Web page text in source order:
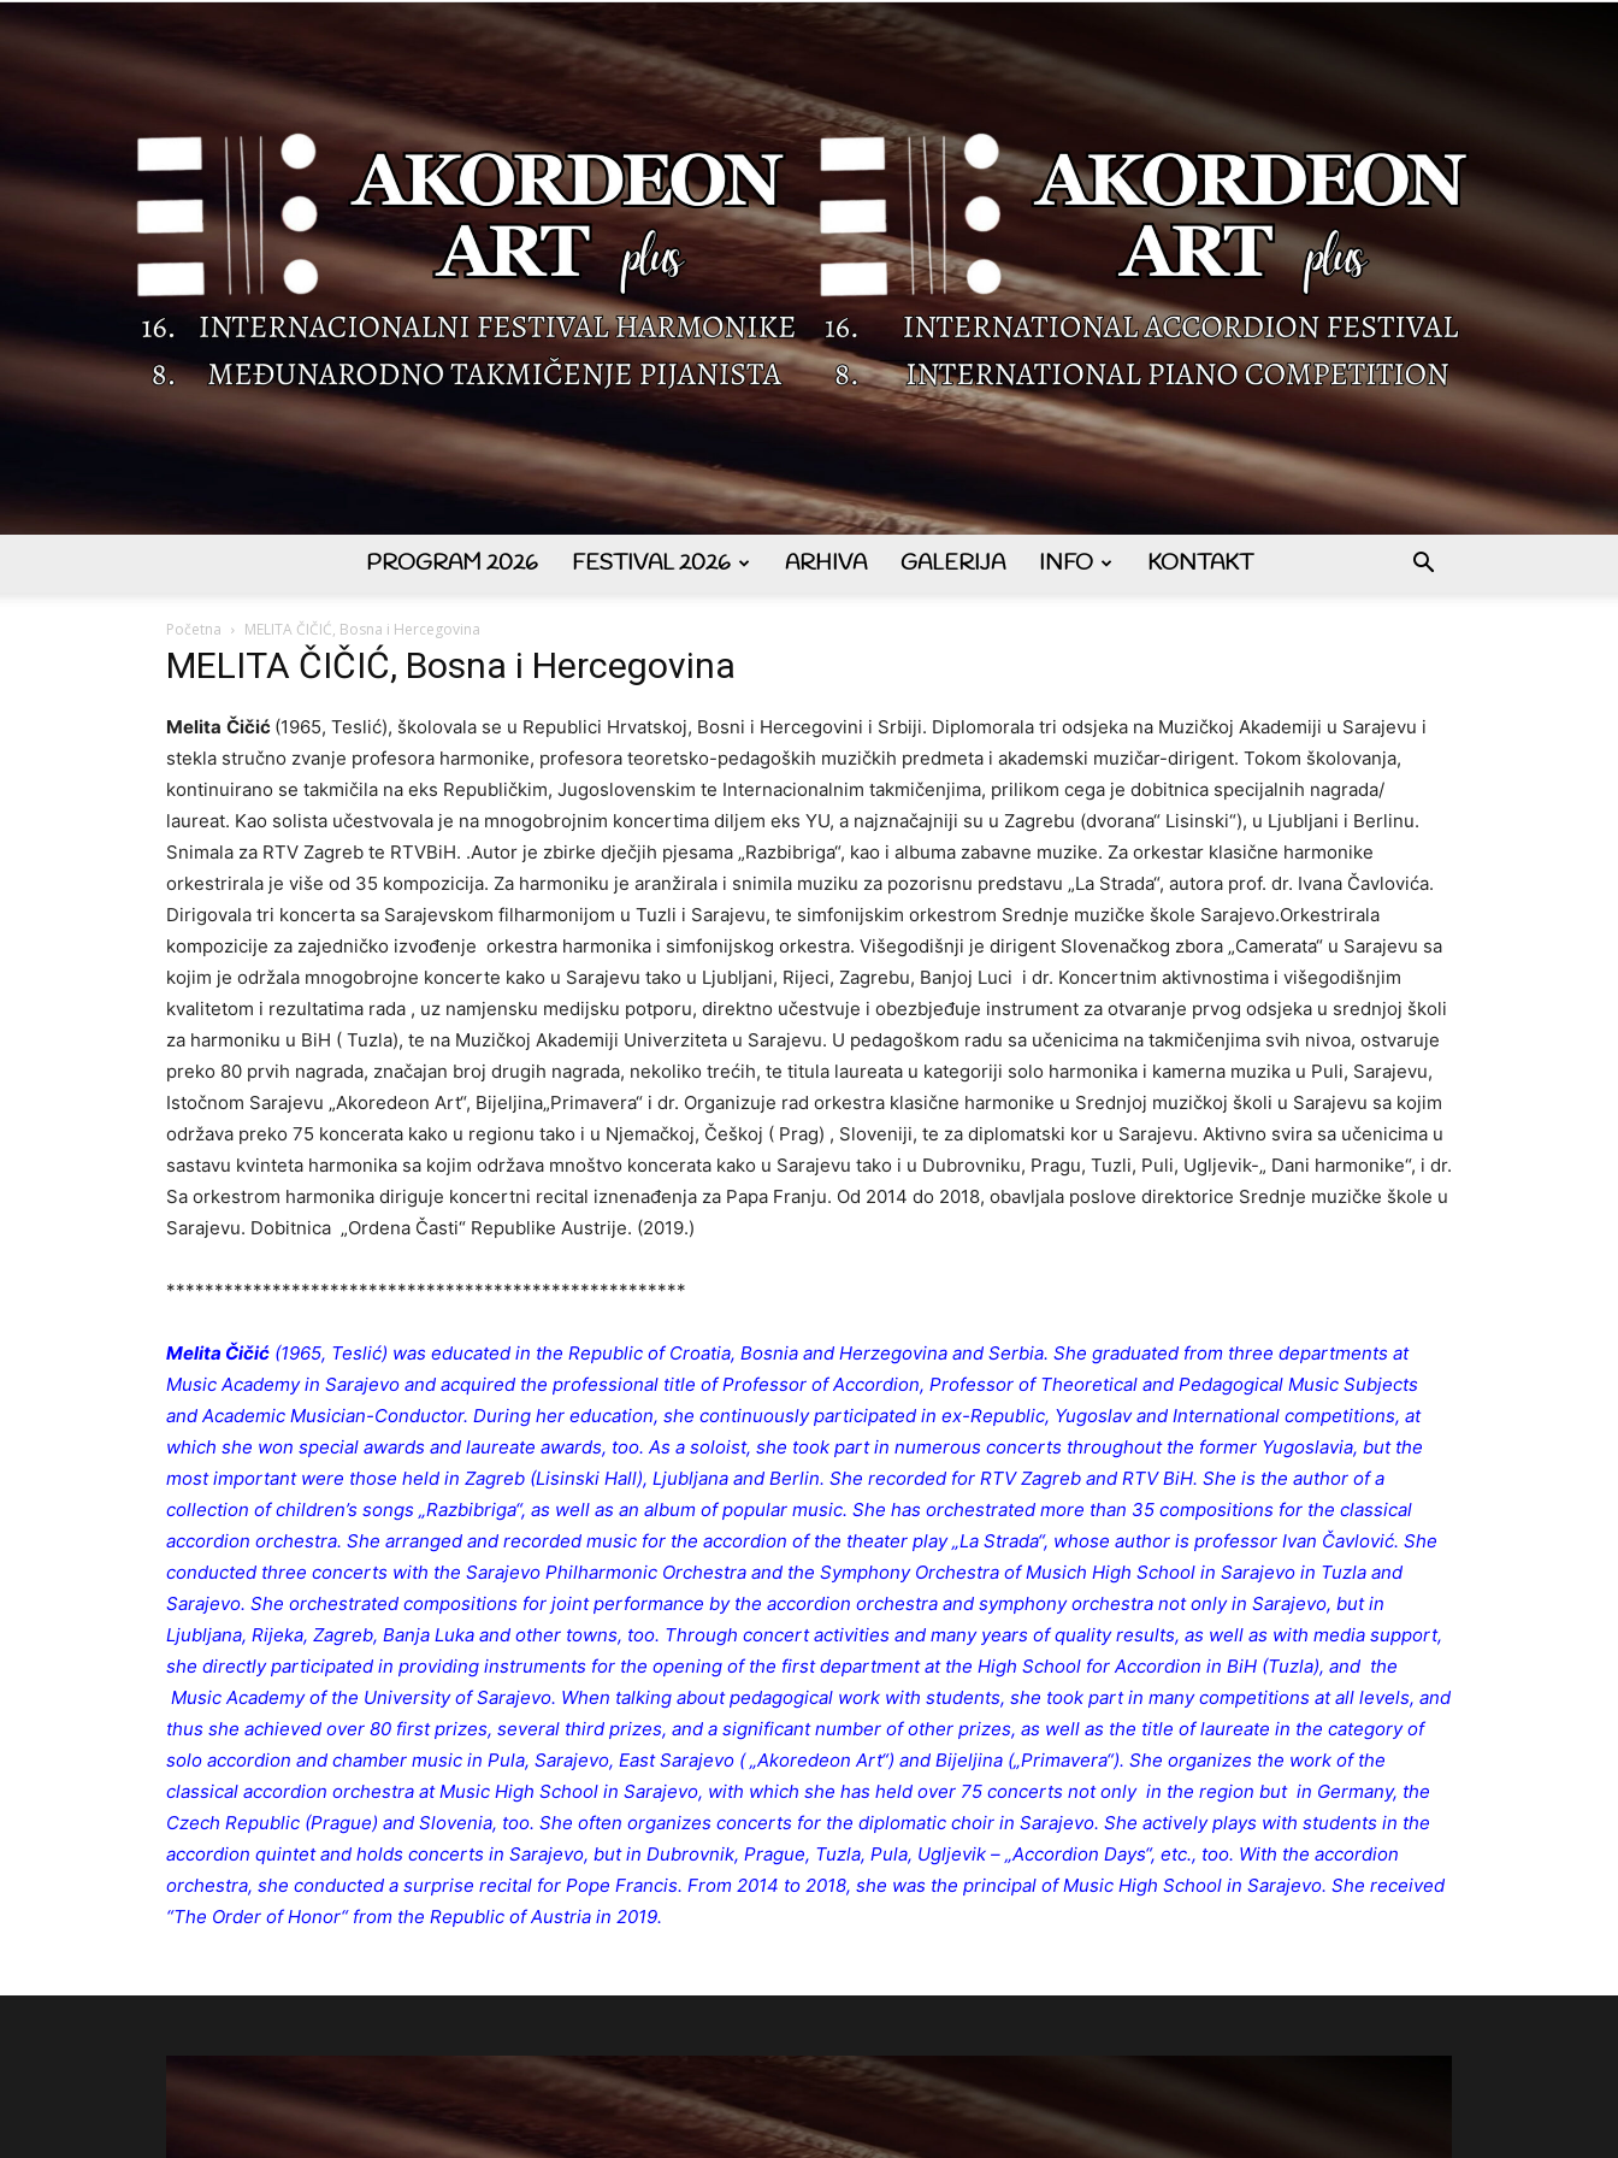
ART
plus
PROGRAM 2026 FESTIVAL 2026 ARHIVA GALERIJA INFO KONTAKT
Početna MELITA ČIČIĆ, Bosna i Hercegovina
MELITA ČIČIĆ, Bosna i Hercegovina
Melita Čičić (1965, Teslić), školovala se u Republici Hrvatskoj, Bosni i Hercegovini i Srbiji. Diplomorala tri odsjeka na Muzičkoj Akademiji u Sarajevu i
stekla stručno zvanje profesora harmonike, profesora teoretsko-pedagoških muzičkih predmeta i akademski muzičar-dirigent. Tokom školovanja,
kontinuirano se takmičila na eks Republičkim, Jugoslovenskim te Internacionalnim takmičenjima, prilikom cega je dobitnica specijalnih nagrada/
laureat. Kao solista učestvovala je na mnogobrojnim koncertima diljem eks YU, a najznačajniji su u Zagrebu (dvorana“ Lisinski“), u Ljubljani i Berlinu.
Snimala za RTV Zagreb te RTVBiH. .Autor je zbirke dječjih pjesama „Razbibriga“, kao i albuma zabavne muzike. Za orkestar klasične harmonike
orkestrirala je više od 35 kompozicija. Za harmoniku je aranžirala i snimila muziku za pozorisnu predstavu „La Strada“, autora prof. dr. Ivana Čavlovića.
Dirigovala tri koncerta sa Sarajevskom filharmonijom u Tuzli i Sarajevu, te simfonijskim orkestrom Srednje muzičke škole Sarajevo.Orkestrirala
kompozicije za zajedničko izvođenje orkestra harmonika i simfonijskog orkestra. Višegodišnji je dirigent Slovenačkog zbora „Camerata“ u Sarajevu sa
kojim je održala mnogobrojne koncerte kako u Sarajevu tako u Ljubljani, Rijeci, Zagrebu, Banjoj Luci i dr. Koncertnim aktivnostima i višegodišnjim
kvalitetom i rezultatima rada , uz namjensku medijsku potporu, direktno učestvuje i obezbjeđuje instrument za otvaranje prvog odsjeka u srednjoj školi
za harmoniku u BiH ( Tuzla), te na Muzičkoj Akademiji Univerziteta u Sarajevu. U pedagoškom radu sa učenicima na takmičenjima svih nivoa, ostvaruje
preko 80 prvih nagrada, značajan broj drugih nagrada, nekoliko trećih, te titula laureata u kategoriji solo harmonika i kamerna muzika u Puli, Sarajevu,
Istočnom Sarajevu „Akoredeon Art“, Bijeljina„Primavera“ i dr. Organizuje rad orkestra klasične harmonike u Srednjoj muzičkoj školi u Sarajevu sa kojim
održava preko 75 koncerata kako u regionu tako i u Njemačkoj, Češkoj ( Prag) , Sloveniji, te za diplomatski kor u Sarajevu. Aktivno svira sa učenicima u
sastavu kvinteta harmonika sa kojim održava mnoštvo koncerata kako u Sarajevu tako i u Dubrovniku, Pragu, Tuzli, Puli, Ugljevik-„ Dani harmonike“, i dr.
Sa orkestrom harmonika diriguje koncertni recital iznenađenja za Papa Franju. Od 2014 do 2018, obavljala poslove direktorice Srednje muzičke škole u
Sarajevu. Dobitnica „Ordena Časti“ Republike Austrije. (2019.)
******************************************************
Melita Čičić (1965, Teslić) was educated in the Republic of Croatia, Bosnia and Herzegovina and Serbia. She graduated from three departments at
Music Academy in Sarajevo and acquired the professional title of Professor of Accordion, Professor of Theoretical and Pedagogical Music Subjects
and Academic Musician-Conductor. During her education, she continuously participated in ex-Republic, Yugoslav and International competitions, at
which she won special awards and laureate awards, too. As a soloist, she took part in numerous concerts throughout the former Yugoslavia, but the
most important were those held in Zagreb (Lisinski Hall), Ljubljana and Berlin. She recorded for RTV Zagreb and RTV BiH. She is the author of a
collection of children’s songs „Razbibriga“, as well as an album of popular music. She has orchestrated more than 35 compositions for the classical
accordion orchestra. She arranged and recorded music for the accordion of the theater play „La Strada“, whose author is professor Ivan Čavlović. She
conducted three concerts with the Sarajevo Philharmonic Orchestra and the Symphony Orchestra of Musich High School in Sarajevo in Tuzla and
Sarajevo. She orchestrated compositions for joint performance by the accordion orchestra and symphony orchestra not only in Sarajevo, but in
Ljubljana, Rijeka, Zagreb, Banja Luka and other towns, too. Through concert activities and many years of quality results, as well as with media support,
she directly participated in providing instruments for the opening of the first department at the High School for Accordion in BiH (Tuzla), and the
Music Academy of the University of Sarajevo. When talking about pedagogical work with students, she took part in many competitions at all levels, and
thus she achieved over 80 first prizes, several third prizes, and a significant number of other prizes, as well as the title of laureate in the category of
solo accordion and chamber music in Pula, Sarajevo, East Sarajevo ( „Akoredeon Art“) and Bijeljina („Primavera“). She organizes the work of the
classical accordion orchestra at Music High School in Sarajevo, with which she has held over 75 concerts not only in the region but in Germany, the
Czech Republic (Prague) and Slovenia, too. She often organizes concerts for the diplomatic choir in Sarajevo. She actively plays with students in the
accordion quintet and holds concerts in Sarajevo, but in Dubrovnik, Prague, Tuzla, Pula, Ugljevik – „Accordion Days“, etc., too. With the accordion
orchestra, she conducted a surprise recital for Pope Francis. From 2014 to 2018, she was the principal of Music High School in Sarajevo. She received
“The Order of Honor“ from the Republic of Austria in 2019.